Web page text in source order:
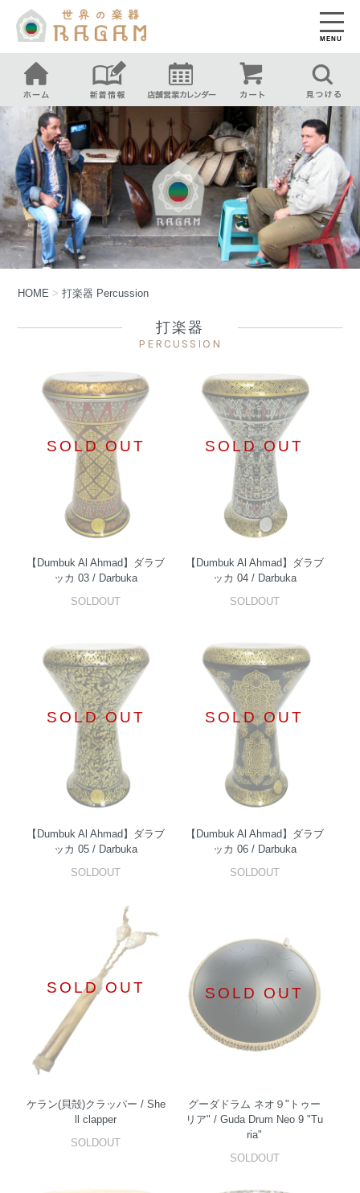
MENU
HOME >打楽器 Percussion
打楽器
PERCUSSION
SOLD OUT
【Dumbuk Al Ahmad】ダラブ
ッカ 03 / Darbuka
SOLDOUT
SOLD OUT
【Dumbuk Al Ahmad】ダラブ
ッカ 04 / Darbuka
SOLDOUT
SOLD OUT
【Dumbuk Al Ahmad】ダラブ
ッカ 05 / Darbuka
SOLDOUT
SOLD OUT
【Dumbuk Al Ahmad】ダラブ
ッカ 06 / Darbuka
SOLDOUT
SOLD OUT
ケラン(貝殻)クラッパー / She
ll clapper
SOLDOUT
SOLD OUT
グーダドラム ネオ９"トゥー
リア" / Guda Drum Neo 9 "Tu
ria"
SOLDOUT